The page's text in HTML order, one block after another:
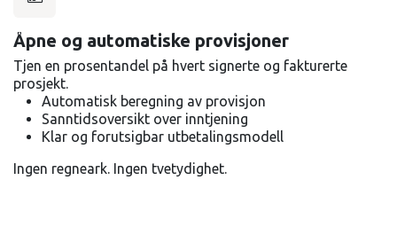
Åpne og automatiske provisjoner
Tjen en prosentandel på hvert signerte og fakturerte
prosjekt.
Automatisk beregning av provisjon
Sanntidsoversikt over inntjening
Klar og forutsigbar utbetalingsmodell
Ingen regneark. Ingen tvetydighet.